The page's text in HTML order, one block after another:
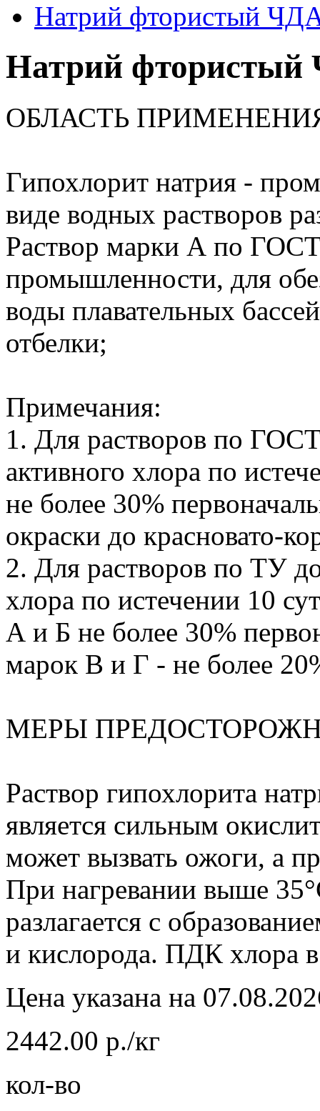
Натрий фтористый
Натрий
ОБЛАСТЬ
Гипохлорит натрия -
виде водных растворов
Раствор марки А по
промышленности, для
воды плавательных
отбелки;
Примечания:
1. Для растворов по
активного хлора по
не более 30%
окраски до красновато-
2. Для растворов по ТУ
хлора по истечении 10
А и Б не более 30%
марок В и Г - не более
МЕРЫ
Раствор гипохлорита
является сильным
может вызвать ожоги, а
При нагревании выше
разлагается с
и кислорода. ПДК хлора в
Цена указана на
2442.00 р./кг
кол-во